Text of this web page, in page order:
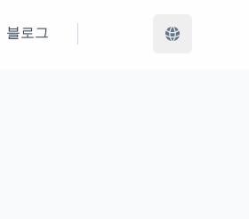
블로그